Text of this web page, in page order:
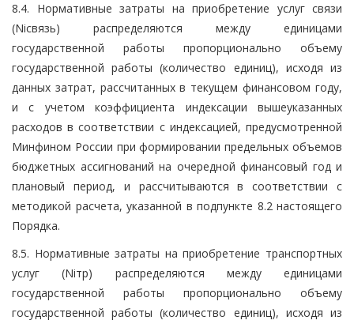
8.4. Нормативные затраты на приобретение услуг связи
(Niсвязь) распределяются между единицами
государственной работы пропорционально объему
государственной работы (количество единиц), исходя из
данных затрат, рассчитанных в текущем финансовом году,
и с учетом коэффициента индексации вышеуказанных
расходов в соответствии с индексацией, предусмотренной
Минфином России при формировании предельных объемов
бюджетных ассигнований на очередной финансовый год и
плановый период, и рассчитываются в соответствии с
методикой расчета, указанной в подпункте 8.2 настоящего
Порядка.
8.5. Нормативные затраты на приобретение транспортных
услуг (Niтр) распределяются между единицами
государственной работы пропорционально объему
государственной работы (количество единиц), исходя из